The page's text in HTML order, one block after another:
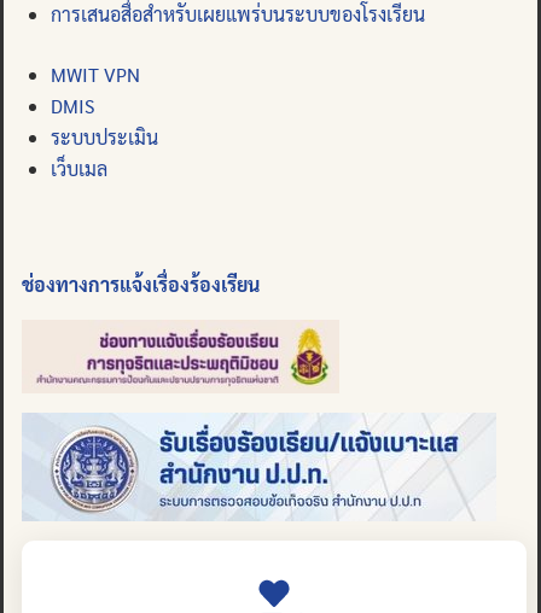
การเสนอสื่อสำหรับเผยแพร่บนระบบของโรงเรียน
MWIT VPN
DMIS
ระบบประเมิน
เว็บเมล
ช่องทางการแจ้งเรื่องร้องเรียน